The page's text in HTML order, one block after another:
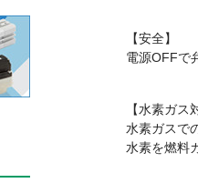
【安全】
電源OFFで
【水素ガス
水素ガスで
水素を燃料